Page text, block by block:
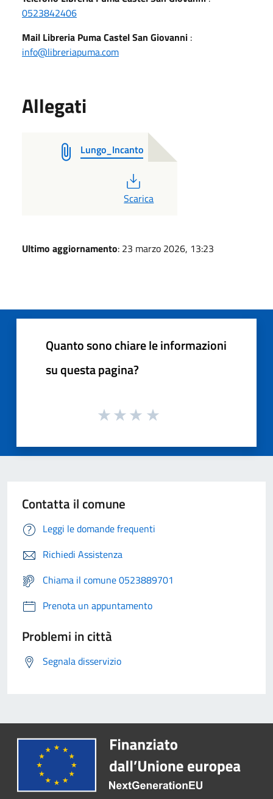
0523842406
Mail Libreria Puma Castel San Giovanni :
info@libreriapuma.com
Allegati
Lungo_Incanto
PDF
Scarica
Ultimo aggiornamento: 23 marzo 2026, 13:23
Quanto sono chiare le informazioni
su questa pagina?
Contatta il comune
Leggi le domande frequenti
Richiedi Assistenza
Chiama il comune 0523889701
Prenota un appuntamento
Problemi in città
Segnala disservizio